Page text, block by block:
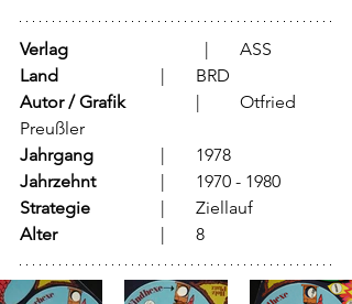
Verlag
			  |	ASS
Land
			  |	BRD
Autor / Grafik
	          |	Otfried
Preußler
Jahrgang
		  |	1978
Jahrzehnt
		  |	1970 - 1980
Strategie
Alter
			  |	8